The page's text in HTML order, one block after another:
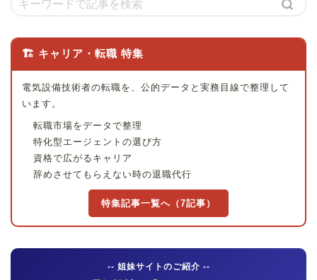
🏗 キャリア・転職 特集
電気設備技術者の転職を、公的データと実務目線で整理して
います。
転職市場をデータで整理
特化型エージェントの選び方
資格で広がるキャリア
辞めさせてもらえない時の退職代行
特集記事一覧へ（7記事）
-- 姐妹サイトのご紹介 --